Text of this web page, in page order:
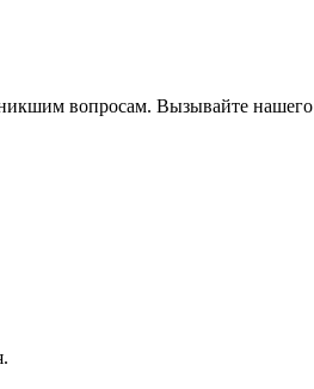
вопросам. Вызывайте нашего